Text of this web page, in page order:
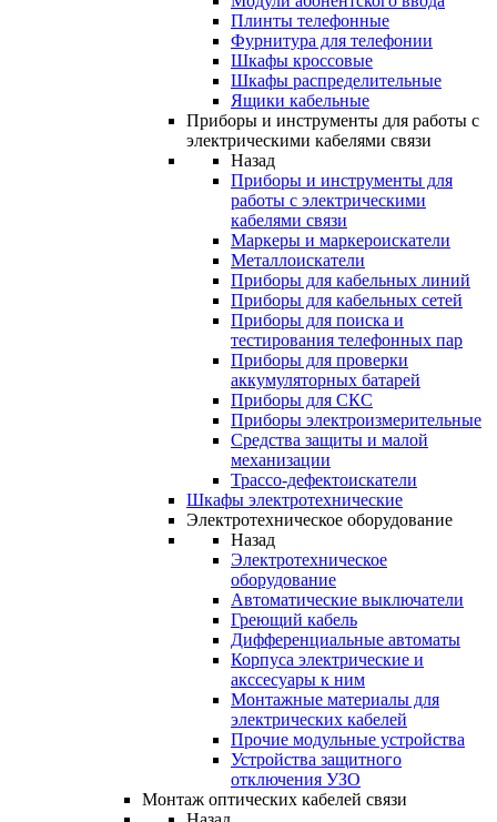
Плинты телефонные
Фурнитура для телефонии
Шкафы кроссовые
Шкафы распределительные
Ящики кабельные
Приборы и инструменты для работы с
электрическими кабелями связи
Назад
Приборы и инструменты для
работы с электрическими
кабелями связи
Маркеры и маркероискатели
Металлоискатели
Приборы для кабельных линий
Приборы для кабельных сетей
Приборы для поиска и
тестирования телефонных пар
Приборы для проверки
аккумуляторных батарей
Приборы для СКС
Приборы электроизмерительные
Средства защиты и малой
механизации
Трассо-дефектоискатели
Шкафы электротехнические
Электротехническое оборудование
Назад
Электротехническое
оборудование
Автоматические выключатели
Греющий кабель
Дифференциальные автоматы
Корпуса электрические и
акссесуары к ним
Монтажные материалы для
электрических кабелей
Прочие модульные устройства
Устройства защитного
отключения УЗО
Монтаж оптических кабелей связи